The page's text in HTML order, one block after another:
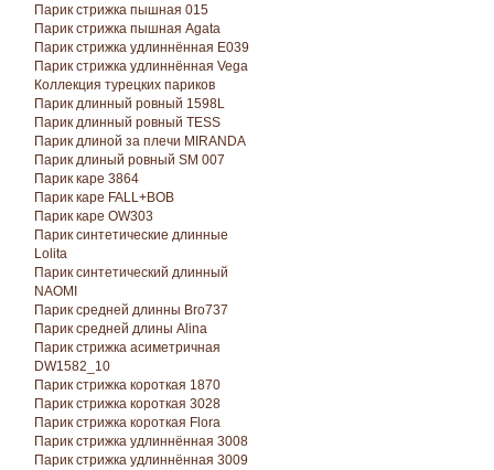
Парик стрижка пышная 015
Парик стрижка пышная Agata
Парик стрижка удлиннённая E039
Парик стрижка удлиннённая Vega
Коллекция турецких париков
Парик длинный ровный 1598L
Парик длинный ровный TESS
Парик длиной за плечи MIRANDA
Парик длиный ровный SM 007
Парик каре 3864
Парик каре FALL+BOB
Парик каре OW303
Парик синтетические длинные
Lolita
Парик синтетический длинный
NAOMI
Парик средней длинны Bro737
Парик средней длины Alina
Парик стрижка асиметричная
DW1582_10
Парик стрижка короткая 1870
Парик стрижка короткая 3028
Парик стрижка короткая Florа
Парик стрижка удлиннённая 3008
Парик стрижка удлиннённая 3009